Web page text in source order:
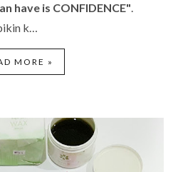
have is CONFIDENCE".
k…
MORE »